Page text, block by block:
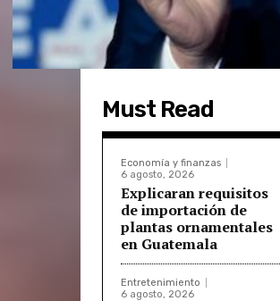
Must Read
Economía y finanzas
6 agosto, 2026
Explicaran requisitos
de importación de
plantas ornamentales
en Guatemala
Entretenimiento
6 agosto, 2026